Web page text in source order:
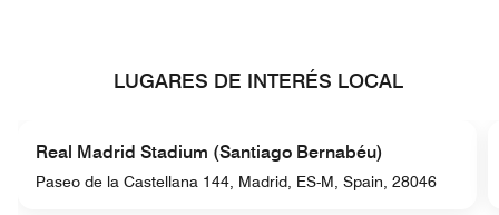
LUGARES DE INTERÉS LOCAL
Real Madrid Stadium (Santiago Bernabéu)
Paseo de la Castellana 144, Madrid, ES-M, Spain, 28046